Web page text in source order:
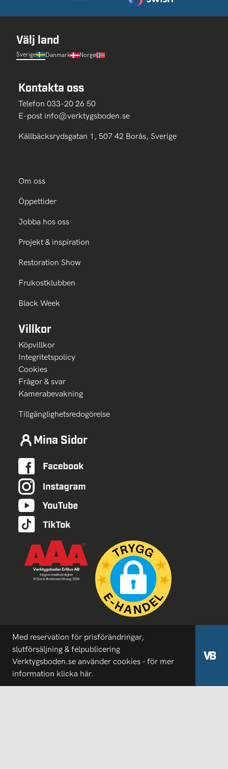
Välj land
Sverige Danmark Norge
Kontakta oss
Telefon 033-20 26 50
E-post info@verktygsboden.se
Källbäcksrydsgatan 1, 507 42 Borås, Sverige
Om oss
Öppettider
Jobba hos oss
Projekt & inspiration
Restoration Show
Frukostklubben
Black Week
Villkor
Köpvillkor
Integritetspolicy
Cookies
Frågor & svar
Kamerabevakning
Tillgänglighetsredogörelse
Mina Sidor
Med reservation för prisförändringar,
slutförsäljning & felpublicering
Verktygsboden.se använder cookies - för mer
information klicka här.